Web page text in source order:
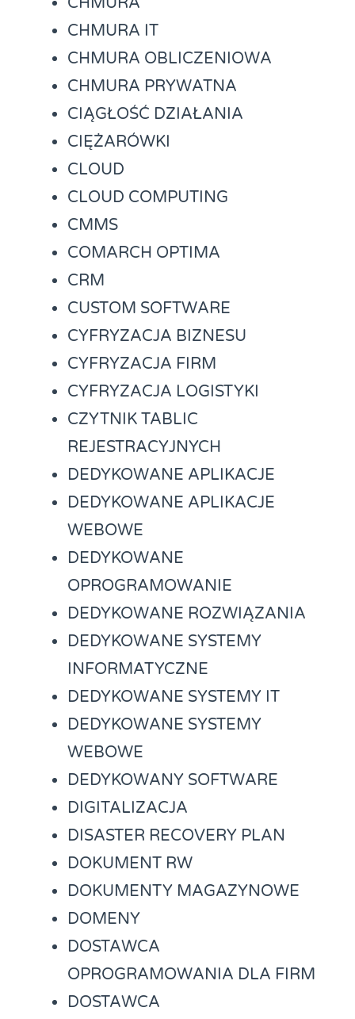
CHMURA IT
CHMURA OBLICZENIOWA
CHMURA PRYWATNA
CIĄGŁOŚĆ DZIAŁANIA
CIĘŻARÓWKI
CLOUD
CLOUD COMPUTING
CMMS
COMARCH OPTIMA
CRM
CUSTOM SOFTWARE
CYFRYZACJA BIZNESU
CYFRYZACJA FIRM
CYFRYZACJA LOGISTYKI
CZYTNIK TABLIC
REJESTRACYJNYCH
DEDYKOWANE APLIKACJE
DEDYKOWANE APLIKACJE
WEBOWE
DEDYKOWANE
OPROGRAMOWANIE
DEDYKOWANE ROZWIĄZANIA
DEDYKOWANE SYSTEMY
INFORMATYCZNE
DEDYKOWANE SYSTEMY IT
DEDYKOWANE SYSTEMY
WEBOWE
DEDYKOWANY SOFTWARE
DIGITALIZACJA
DISASTER RECOVERY PLAN
DOKUMENT RW
DOKUMENTY MAGAZYNOWE
DOMENY
DOSTAWCA
OPROGRAMOWANIA DLA FIRM
DOSTAWCA